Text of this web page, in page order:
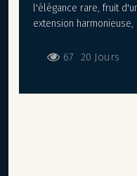
l'élégance rare, fruit
extension
réceptions, cuisine
67 20 Jours